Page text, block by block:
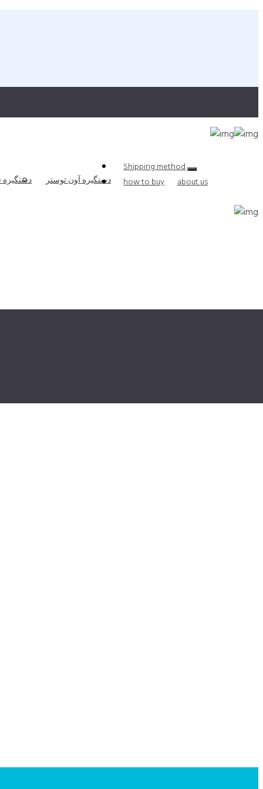
دستگیره دستگیره آون توستر
Shipping method
how to buy
about us